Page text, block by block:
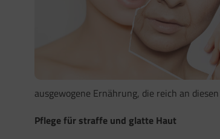
ausgewogene Ernährung, die reich an
Pflege für straffe und glatte Haut